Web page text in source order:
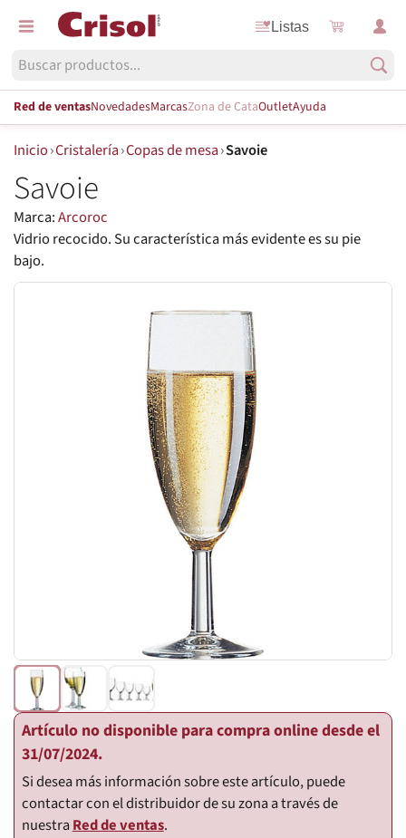
Listas
Red de ventasNovedadesMarcasZona de CataOutletAyuda
Inicio›Cristalería›Copas de mesa›Savoie
Savoie
Marca:Arcoroc
Vidrio recocido. Su característica más evidente es su pie
bajo.
Artículo no disponible para compra online desde el
31/07/2024.
Si desea más información sobre este artículo, puede
contactar con el distribuidor de su zona a través de
nuestraRed de ventas.